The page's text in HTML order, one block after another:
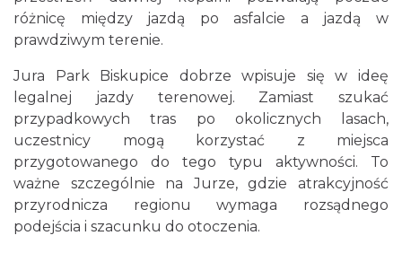
różnicę między jazdą po asfalcie a jazdą w
prawdziwym terenie.
Jura Park Biskupice dobrze wpisuje się w ideę
legalnej jazdy terenowej. Zamiast szukać
przypadkowych tras po okolicznych lasach,
uczestnicy mogą korzystać z miejsca
przygotowanego do tego typu aktywności. To
ważne szczególnie na Jurze, gdzie atrakcyjność
przyrodnicza regionu wymaga rozsądnego
podejścia i szacunku do otoczenia.